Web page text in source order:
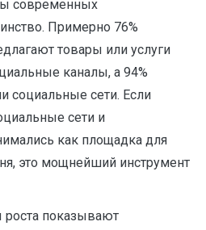
современных
Примерно 76%
товары или услуги
каналы, а 94%
социальные сети. Если
сети и
как площадка для
это мощнейший инструмент
показывают